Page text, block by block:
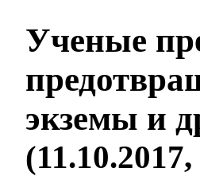
Ученые
экземы и